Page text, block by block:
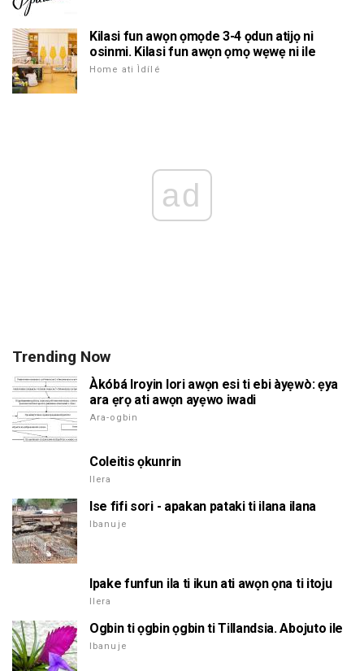
Kilasi fun awọn ọmọde 3-4 ọdun atijọ ni
osinmi. Kilasi fun awọn ọmọ wẹwẹ ni ile
Home ati Ìdílé
ad
Trending Now
Àkóbá Iroyin lori awọn esi ti ebi àyẹwò: ẹya
ara ẹrọ ati awọn ayẹwo iwadi
Ara-ogbin
Coleitis ọkunrin
Ilera
Ise fifi sori - apakan pataki ti ilana ilana
Ibanuje
Ipake funfun ila ti ikun ati awọn ọna ti itoju
Ilera
Ogbin ti ọgbin ọgbin ti Tillandsia. Abojuto ile
Ibanuje